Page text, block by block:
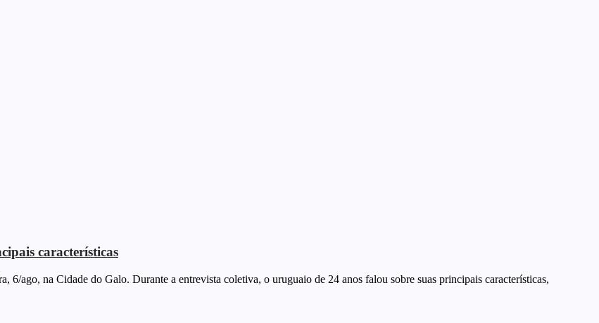
características
ago, na Cidade do Galo. Durante a entrevista coletiva, o uruguaio de 24 anos falou sobre suas principais características,